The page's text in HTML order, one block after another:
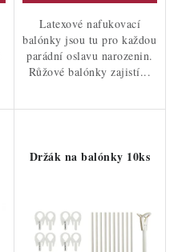
Latexové nafukovací
balónky jsou tu pro každou
parádní oslavu narozenin.
Růžové balónky zajistí...
Držák na balónky 10ks